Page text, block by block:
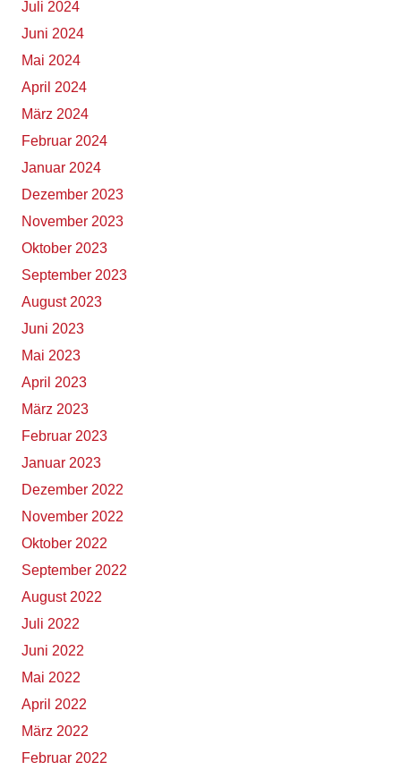
Juli 2024
Juni 2024
Mai 2024
April 2024
März 2024
Februar 2024
Januar 2024
Dezember 2023
November 2023
Oktober 2023
September 2023
August 2023
Juni 2023
Mai 2023
April 2023
März 2023
Februar 2023
Januar 2023
Dezember 2022
November 2022
Oktober 2022
September 2022
August 2022
Juli 2022
Juni 2022
Mai 2022
April 2022
März 2022
Februar 2022